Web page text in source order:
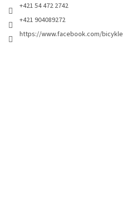
+421 54 472 2742
+421 904089272
https://www.facebook.com/bicykle